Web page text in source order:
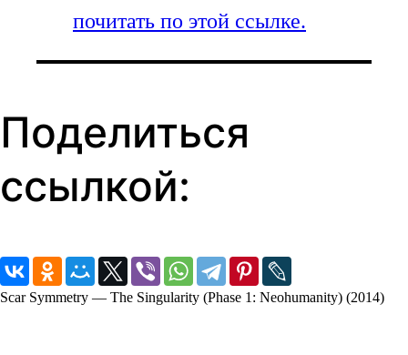
почитать по этой ссылке.
Поделиться
ссылкой:
Scar Symmetry — The Singularity (Phase 1: Neohumanity) (2014)